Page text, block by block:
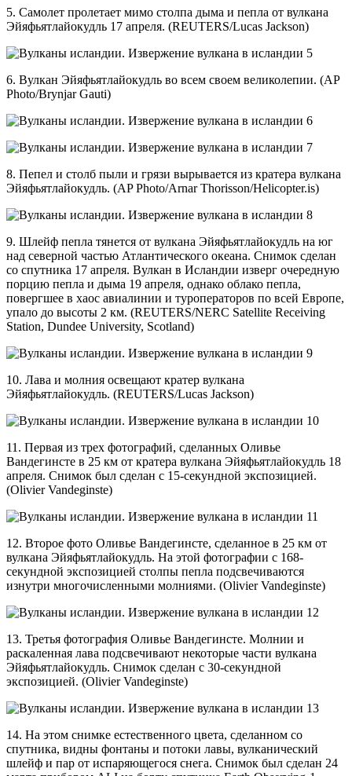
5. Самолет пролетает мимо столпа дыма и пепла от вулкана
Эйяфьятлайокудль 17 апреля. (REUTERS/Lucas Jackson)
6. Вулкан Эйяфьятлайокудль во всем своем великолепии. (AP
Photo/Brynjar Gauti)
8. Пепел и столб пыли и грязи вырывается из кратера вулкана
Эйяфьятлайокудль. (AP Photo/Arnar Thorisson/Helicopter.is)
9. Шлейф пепла тянется от вулкана Эйяфьятлайокудль на юг
над северной частью Атлантического океана. Снимок сделан
со спутника 17 апреля. Вулкан в Исландии изверг очередную
порцию пепла и дыма 19 апреля, однако облако пепла,
повергшее в хаос авиалинии и туроператоров по всей Европе,
упало до высоты 2 км. (REUTERS/NERC Satellite Receiving
Station, Dundee University, Scotland)
10. Лава и молния освещают кратер вулкана
Эйяфьятлайокудль. (REUTERS/Lucas Jackson)
11. Первая из трех фотографий, сделанных Оливье
Вандегинсте в 25 км от кратера вулкана Эйяфьятлайокудль 18
апреля. Снимок был сделан с 15-секундной экспозицией.
(Olivier Vandeginste)
12. Второе фото Оливье Вандегинсте, сделанное в 25 км от
вулкана Эйяфьятлайокудль. На этой фотографии с 168-
секундной экспозицией столпы пепла подсвечиваются
изнутри многочисленными молниями. (Olivier Vandeginste)
13. Третья фотография Оливье Вандегинсте. Молнии и
раскаленная лава подсвечивают некоторые части вулкана
Эйяфьятлайокудль. Снимок сделан с 30-секундной
экспозицией. (Olivier Vandeginste)
14. На этом снимке естественного цвета, сделанном со
спутника, видны фонтаны и потоки лавы, вулканический
шлейф и пар от испаряющегося снега. Снимок был сделан 24